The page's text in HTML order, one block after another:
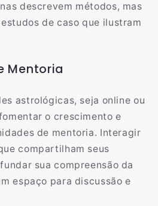
descrevem métodos, mas
de caso que ilustram
Mentoria
astrológicas, seja online ou
o crescimento e
de mentoria. Interagir
compartilham seus
sua compreensão da
espaço para discussão e